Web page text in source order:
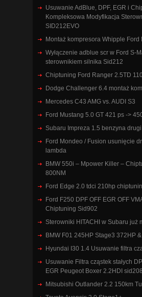
Usuwanie AdBlue, DPF, EGR i
Kompleksowa Modyfikacja
SID212EVO
Montaż kompresora Whipple Ford
Wyłączenie adblue scr w Ford S-
sterownikiem silnika Sid212
Chiptuning Ford Ranger 2.5TD
Dodge Challenger 6.4 montaż
Mercedes C43 AMG vs. AUDI S3
Ford Mustang 5.0 GT 421 ps ->
Subaru Impreza 1.5 benzyna
Ford Mondeo / Fusion usunięcie
lambda
BMW 550i – Mpower Killer –
800NM
Ford Edge 2.0 tdci 210hp
Ford F250 DPF OFF EGR OFF
Chiptuning Sid902
Sterowniki HITACHI w Subaru już
BMW F01 245HP Stage3 372HP
Hyundai I30 1.4 Usuwanie filtra
Usuwanie Filtra cząstek stałych
EGR Peugeot Boxer 2.2HDI
Mitsubishi Outlander 2.2 150km